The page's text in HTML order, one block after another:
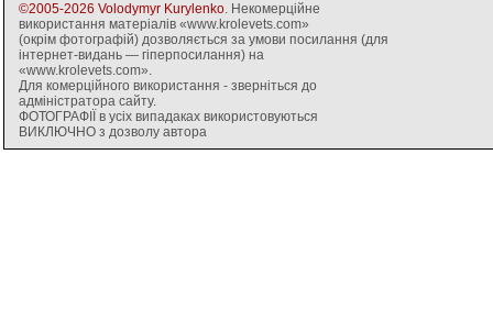
©2005-2026 Volodymyr Kurylenko. Некомерційне
використання матеріалів «www.krolevets.com»
(окрім фотографій) дозволяється за умови посилання (для
інтернет-видань — гіперпосилання) на
«www.krolevets.com».
Для комерційного використання - зверніться до
адміністратора сайту.
ФОТОГРАФІЇ в усіх випадаках використовуються
ВИКЛЮЧНО з дозволу автора